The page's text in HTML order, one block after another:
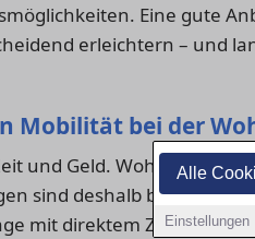
Alle
Einstellungen
Eine gute
erleichtern – und
Mobilität bei der
und Geld. Wohnungen
sind deshalb besonders
mit direktem Zugang zum